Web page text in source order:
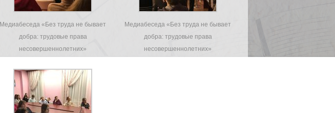
Медиабеседа «Без труда не бывает
добра: трудовые права
несовершеннолетних»
Медиабеседа «Без труда не бывает
добра: трудовые права
несовершеннолетних»